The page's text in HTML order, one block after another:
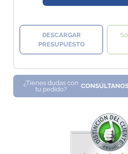
DESCARGAR
PRESUPUESTO
¿Tienes dudas con
tu pedido?